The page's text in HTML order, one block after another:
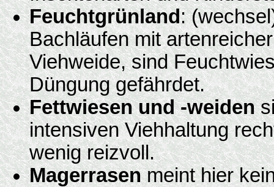
Feuchtgrünland:
Bachläufen mit
Viehweide, sind
Düngung gefährdet.
Fettwiesen und -weiden
intensiven Viehhaltung
wenig reizvoll.
Magerrasenmeint hier